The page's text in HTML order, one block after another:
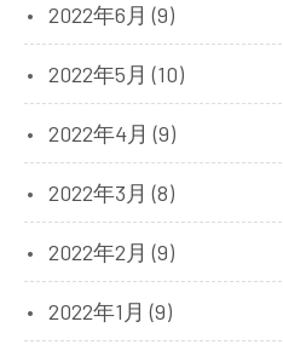
2022年6月 (9)
2022年5月 (10)
2022年4月 (9)
2022年3月 (8)
2022年2月 (9)
2022年1月 (9)